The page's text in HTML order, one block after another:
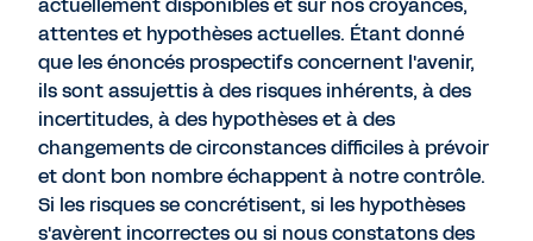
attentes et hypothèses actuelles. Étant donné
que les énoncés prospectifs concernent l'avenir,
ils sont assujettis à des risques inhérents, à des
incertitudes, à des hypothèses et à des
changements de circonstances difficiles à prévoir
et dont bon nombre échappent à notre contrôle.
Si les risques se concrétisent, si les hypothèses
s'avèrent incorrectes ou si nous constatons des